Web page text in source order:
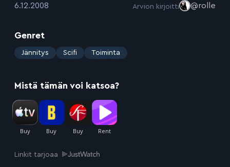
:6.12.2008 Arvion kirjoitti @rolle
Genret
: Jännitys Scifi Toiminta
Mistä tämän voi katsoa?
Linkit tarjoaa